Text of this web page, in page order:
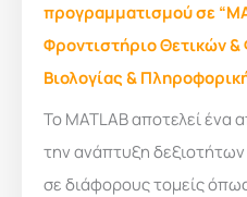
προγραμματισμού σε
Φροντιστήριο Θετικών
Βιολογίας &
Το MATLAB αποτελεί ένα
την ανάπτυξη
σε διάφορους τομείς